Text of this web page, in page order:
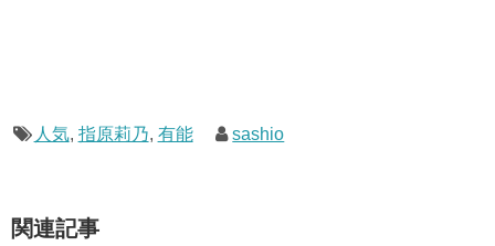
人気, 指原莉乃, 有能 sashio
関連記事